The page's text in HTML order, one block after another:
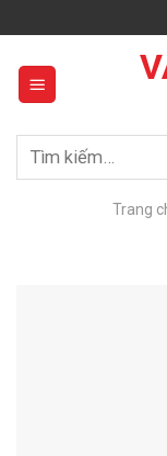
to
content
Tìm
Trang